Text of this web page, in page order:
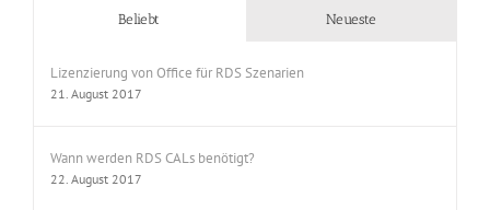
Beliebt Neueste
Lizenzierung von Office für RDS Szenarien
21. August 2017
Wann werden RDS CALs benötigt?
22. August 2017